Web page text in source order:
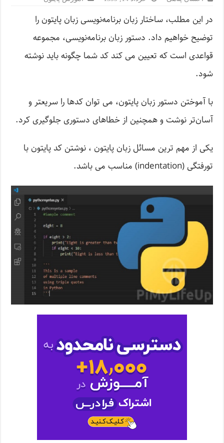
در این مطلب، ساختار زبان برنامه‌نویسی زبان پایتون را
توضیح خواهیم داد. دستور زبان برنامه‌نویسی، مجموعه
قواعدی است که تعیین می کند کد شما چگونه باید نوشته
شود.
با آموختن دستور زبان پایتون، می توان کدها را سریعتر و
آسان‌تر نوشت و همچنین از خطاهای دستوری جلوگیری کرد.
یکی از مهم ترین مسائل زبان پایتون ، نوشتن کد پایتون با
تورفتگی (indentation) مناسب می باشد.